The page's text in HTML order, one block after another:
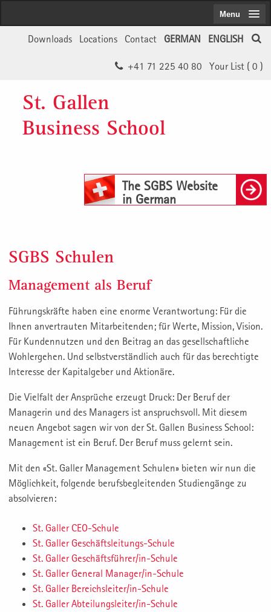
ENGLISH
GERMAN
Contact
Locations
Downloads
Your List ( 0 )
+41 71 225 40 80
St. Gallen
Business School
The SGBS Website
in German
Menu
SGBS Schulen
Management als Beruf
Führungskräfte haben eine enorme Verantwortung: Für die
Ihnen anvertrauten Mitarbeitenden; für Werte, Mission, Vision.
Für Kundennutzen und den Beitrag an das gesellschaftliche
Wohlergehen. Und selbstverständlich auch für das berechtigte
Interesse der Kapitalgeber und Aktionäre.
Die Vielfalt der Ansprüche erzeugt Druck: Der Beruf der
Managerin und des Managers ist anspruchsvoll. Mit diesem
neuen Angebot sagen wir von der St. Gallen Business School:
Management ist ein Beruf. Der Beruf muss gelernt sein.
Mit den «St. Galler Management Schulen» bieten wir nun die
Möglichkeit, folgende berufsbegleitenden Studiengänge zu
absolvieren:
St. Galler CEO-Schule
St. Galler Geschäftsleitungs-Schule
St. Galler Geschäftsführer/in-Schule
St. Galler General Manager/in-Schule
St. Galler Bereichsleiter/in-Schule
St. Galler Abteilungsleiter/in-Schule